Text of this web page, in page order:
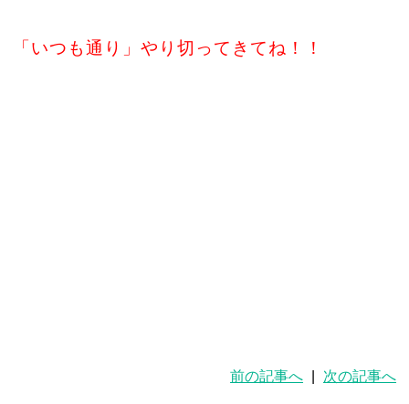
「いつも通り」やり切ってきてね！！
前の記事へ 次の記事へ